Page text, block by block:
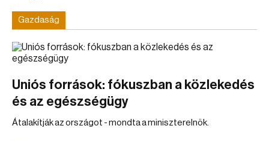
Gazdaság
Uniós források: fókuszban a közlekedés
és az egészségügy
Átalakítják az országot - mondta a miniszterelnök.